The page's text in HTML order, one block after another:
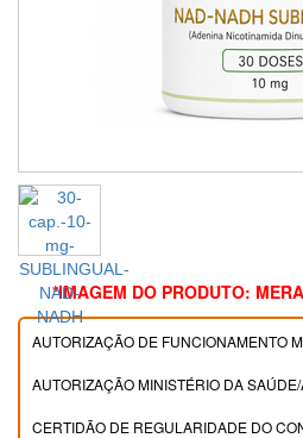
*IMAGEM DO PRODUTO:
AUTORIZAÇÃO DE FUNCIONAMENTO
AUTORIZAÇÃO MINISTÉRIO DA
CERTIDÃO DE REGULARIDADE DO